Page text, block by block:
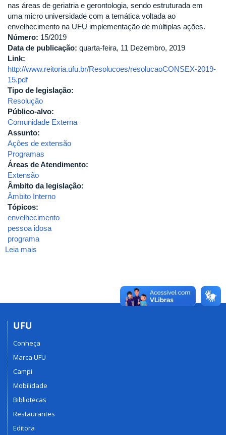
nas áreas de geriatria e gerontologia, sendo estruturada em
uma micro universidade com a temática voltada ao
envelhecimento na UFU implementação de múltiplas ações.
Número: 15/2019
Data de publicação: quarta-feira, 11 Dezembro, 2019
Link:
http://www.reitoria.ufu.br/Resolucoes/resolucaoCONSEX-2019-
15.pdf
Tipo de legislação:
Resolução
Público-alvo:
Comunidade Externa
Assunto:
Ações de extensão
Programas
Áreas de Atendimento:
Extensão
Âmbito da legislação:
Âmbito Interno
Tópicos:
envelhecimento
pessoa idosa
programa
Leia mais
DO
o
Programa
"Universidade
Amiga
Pessoa
UFU
Conheça
Marca UFU
Campi
Mobilidade
Bibliotecas
Restaurantes
Editora